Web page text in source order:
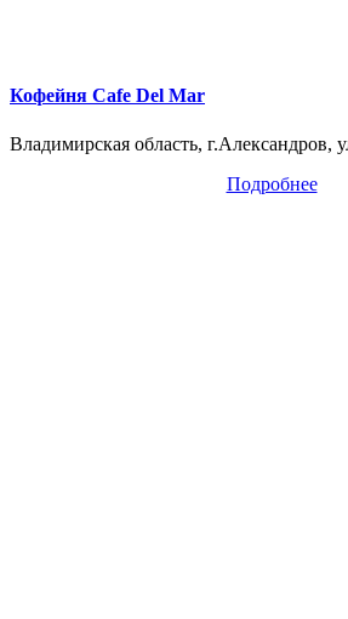
Кофейня Cafe Del Mar
Владимирская область, г.Александров,
Подробнее